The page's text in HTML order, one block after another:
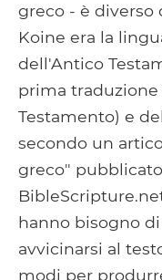
greco - è diverso
Koine era la
dell'Antico
prima
Testamento) e
secondo un
greco"
hanno bisogno
avvicinarsi al
modi per